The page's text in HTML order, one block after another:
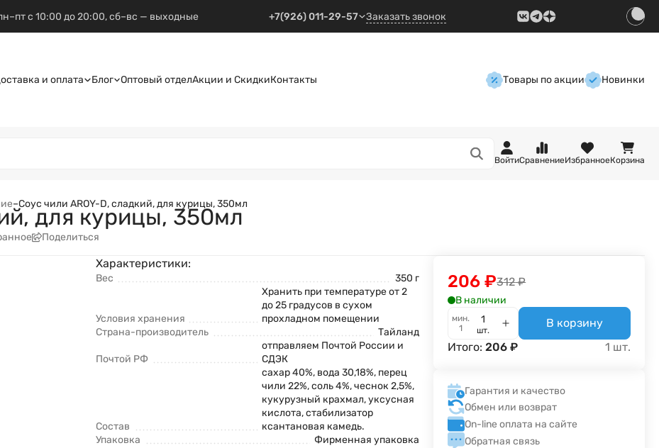
с 10:00 до 20:00, сб–вс — выходные +7(926) 011-29-57 Заказать звонок
и оплата Блог Оптовый отделАкции и СкидкиКонтакты Товары по акции Новинки
ВойтиСравнениеИзбранноеКорзина
–Соус чили AROY-D, сладкий, для курицы, 350мл
для курицы, 350мл
Поделиться
Характеристики:
Вес 350 г
Условия хранения
Хранить при температуре от 2
до 25 градусов в сухом
прохладном помещении
Страна-производитель
Тайланд
Почтой РФ
отправляем Почтой России и
СДЭК
Состав
сахар 40%, вода 30,18%, перец
чили 22%, соль 4%, чеснок 2,5%,
кукурузный крахмал, уксусная
кислота, стабилизатор
ксантановая камедь.
Упаковка
Фирменная упаковка
312 ₽
206 ₽
В наличии
мин.
1
шт.
В корзину
Итого:206 ₽ 1 шт.
Гарантия и качество
Обмен или возврат
On-line оплата на сайте
Обратная связь